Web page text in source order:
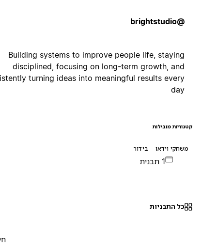
Building systems to improve people life, staying
disciplined, focusing on long-term growth, and
consistently turning ideas into meaningful results every
קטגוריות מובילות
משחקי וידאו בידור
כל התבניות
0